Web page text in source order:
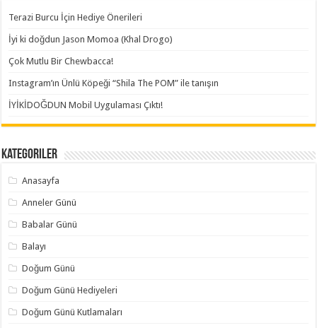
Terazi Burcu İçin Hediye Önerileri
İyi ki doğdun Jason Momoa (Khal Drogo)
Çok Mutlu Bir Chewbacca!
Instagram’ın Ünlü Köpeği “Shila The POM” ile tanışın
İYİKİDOĞDUN Mobil Uygulaması Çıktı!
Kategoriler
Anasayfa
Anneler Günü
Babalar Günü
Balayı
Doğum Günü
Doğum Günü Hediyeleri
Doğum Günü Kutlamaları